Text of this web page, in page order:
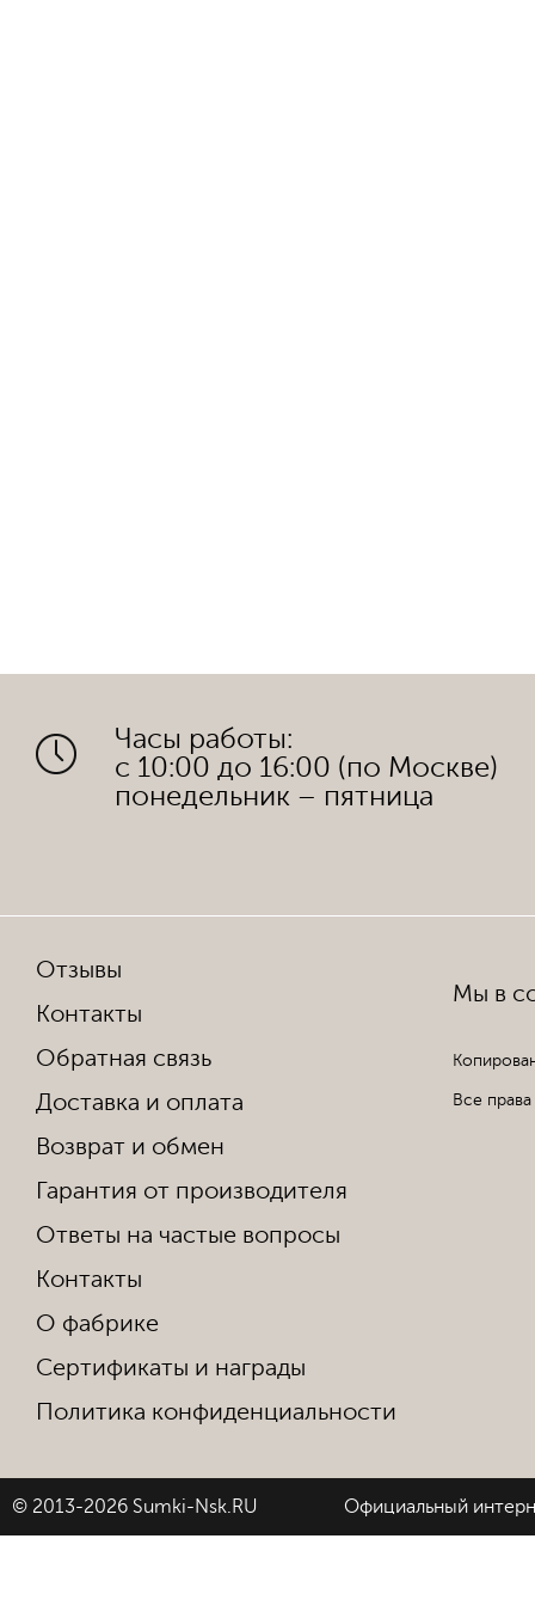
Часы работы:
с 10:00 до 16:00 (по Москве)
понедельник – пятница
Отзывы
Контакты
Обратная связь
Доставка и оплата
Возврат и обмен
Гарантия от производителя
Ответы на частые вопросы
Контакты
О фабрике
Сертификаты и награды
Политика конфиденциальности
Мы в
Все
© 2013-2026 Sumki-Nsk.RU Официальный